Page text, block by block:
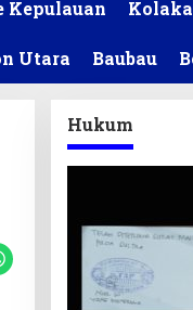
Kepulauan Kolaka
Utara Baubau
Hukum